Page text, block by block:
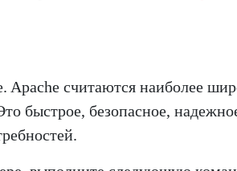
Apache считаются наиболее
быстрое, безопасное,